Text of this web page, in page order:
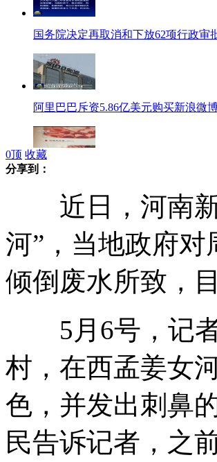
国务院决定再取消和下放62项行政审
阿里巴巴斥资5.86亿美元购买新浪微
无锡假羊肉案嫌疑人:用狐狸肉当原
美国电视脱口秀讽刺奥巴马不守承诺
实拍:农夫山泉回应"标准门" 京华时报
0顶 收藏
分享到：
近日，河南新
河”，当地政府
倾倒废水所致，
5月6号，记者
村，在西孟姜女
色，并发出刺鼻
民告诉记者，之